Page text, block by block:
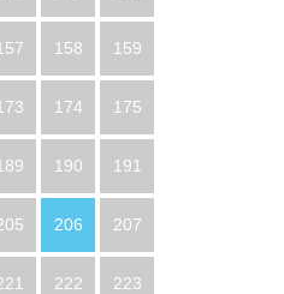
158 159
174 175
190 191
206 207
222 223